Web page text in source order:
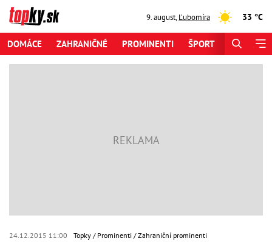
9. august,Ľubomíra 33 °C
DOMÁCE ZAHRANIČNÉ PROMINENTI ŠPORT
24.12.2015 11:00 Topky Prominenti Zahraniční prominenti